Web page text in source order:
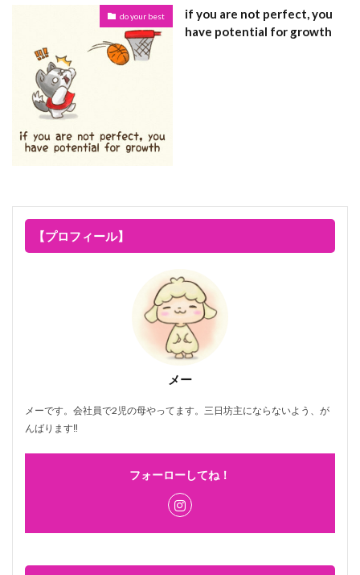
do your best
if you are not perfect, you
have potential for growth
【プロフィール】
メー
メーです。会社員で2児の母やってます。三日坊主にならないよう、が
んばります‼
フォーローしてね！